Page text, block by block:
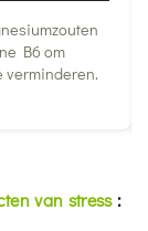
B6 om
verminderen.
van stress: